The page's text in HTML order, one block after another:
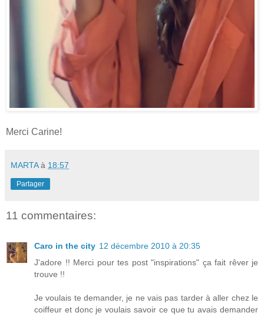
Merci Carine!
MARTA à 18:57
Partager
11 commentaires:
Caro in the city 12 décembre 2010 à 20:35
J'adore !! Merci pour tes post "inspirations" ça fait rêver je
trouve !!
Je voulais te demander, je ne vais pas tarder à aller chez le
coiffeur et donc je voulais savoir ce que tu avais demander